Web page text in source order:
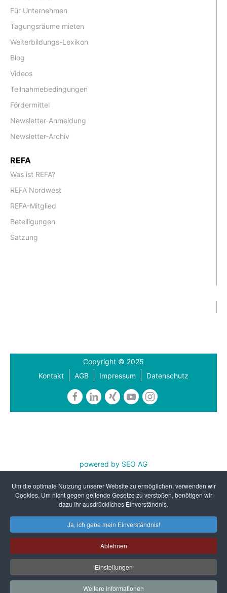
Um die optimale Nutzung unserer Website zu ermöglichen, verwenden wir
Cookies. Um nicht gegen geltende Gesetze zu verstoßen, benötigen wir
dazu Ihr ausdrückliches Einverständnis.
Ja, ich gebe mein Einverständnis!
Ablehnen
Einstellungen
Weitere Informationen
Für Unternehmen
Tagungsräume mieten
Weiterbildungs-Lexikon
Blog
Videos
Teilnahmebedingungen
Fördermittel
Newsletter-Anmeldung
Newsletter-Archiv
REFA
Was ist REFA?
REFA Nordwest
REFA-Mitglied
Beteiligungen
Satzung
Copyright © 2025
Kontakt
AGB Impressum Datenschutz
powered by SEO AG
REFA Nordwest e.V. ist zertifiziert nach DIN EN ISO
9001:2015 und AZAV